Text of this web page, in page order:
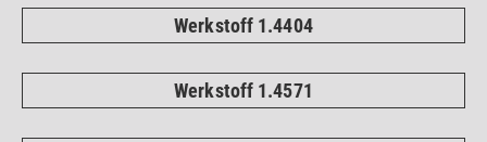
Werkstoff 1.4404
Werkstoff 1.4571